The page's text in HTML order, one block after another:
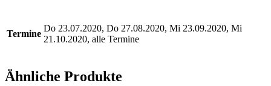
Termine
Do 23.07.2020, Do 27.08.2020, Mi 23.09.2020, Mi
21.10.2020, alle Termine
Ähnliche Produkte